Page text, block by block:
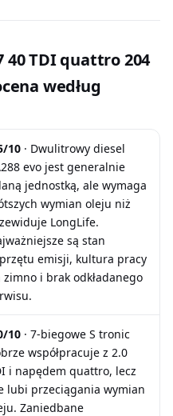
40 TDI quattro 204
według
10 · Dwulitrowy diesel
evo jest generalnie
jednostką, ale wymaga
wymian oleju niż
LongLife.
są stan
emisji, kultura pracy
zimno i brak odkładanego
10 · 7-biegowe S tronic
współpracuje z 2.0
i napędem quattro, lecz
lubi przeciągania wymian
Zaniedbane